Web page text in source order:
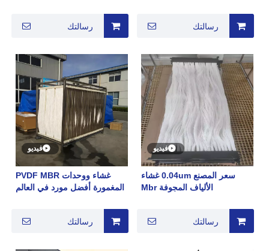
رسالتك
الشركة المصنعة بحجم مسام
رسالتك
فيديو
سعر المصنع 0.04um غشاء
الألياف المجوفة Mbr
رسالتك
فيديو
غشاء ووحدات PVDF MBR
المغمورة أفضل مورد في العالم
رسالتك